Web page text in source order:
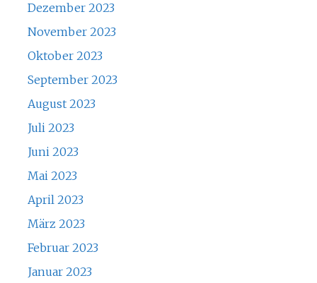
Dezember 2023
November 2023
Oktober 2023
September 2023
August 2023
Juli 2023
Juni 2023
Mai 2023
April 2023
März 2023
Februar 2023
Januar 2023